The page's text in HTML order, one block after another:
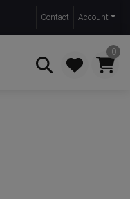
Contact Account
0